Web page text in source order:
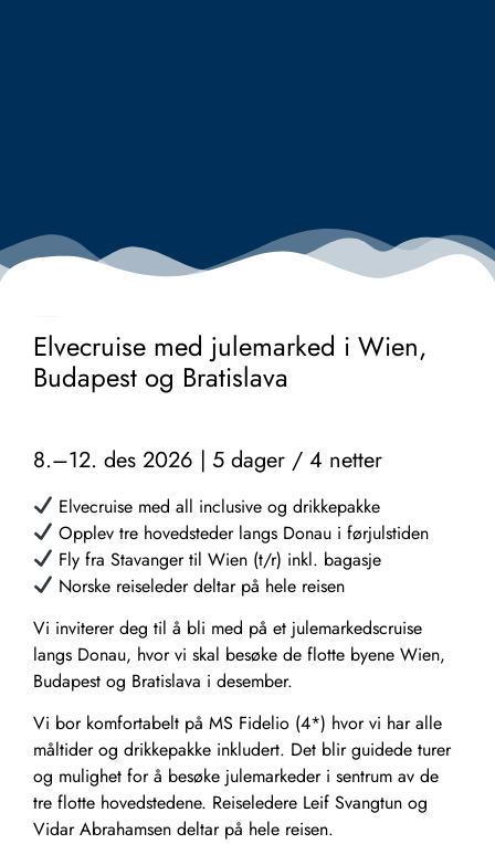
Elvecruise med julemarked i Wien,
Budapest og Bratislava
8.–12. des 2026 | 5 dager / 4 netter
Elvecruise med all inclusive og drikkepakke
Opplev tre hovedsteder langs Donau i førjulstiden
Fly fra Stavanger til Wien (t/r) inkl. bagasje
Norske reiseleder deltar på hele reisen
Vi inviterer deg til å bli med på et julemarkedscruise
langs Donau, hvor vi skal besøke de flotte byene Wien,
Budapest og Bratislava i desember.
Vi bor komfortabelt på MS Fidelio (4*) hvor vi har alle
måltider og drikkepakke inkludert. Det blir guidede turer
og mulighet for å besøke julemarkeder i sentrum av de
tre flotte hovedstedene. Reiseledere Leif Svangtun og
Vidar Abrahamsen deltar på hele reisen.